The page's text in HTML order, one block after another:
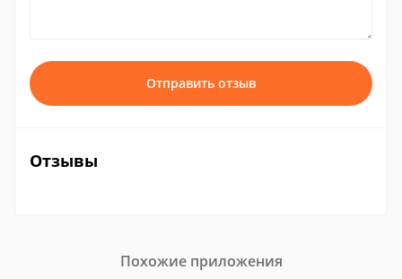
Отправить отзыв
Отзывы
Похожие приложения